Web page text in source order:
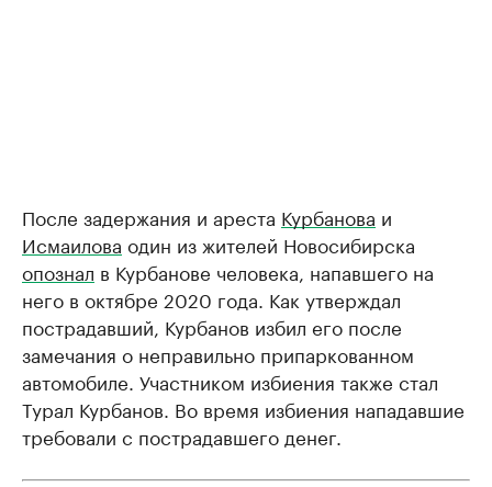
После задержания и ареста Курбанова и
Исмаилова один из жителей Новосибирска
опознал в Курбанове человека, напавшего на
него в октябре 2020 года. Как утверждал
пострадавший, Курбанов избил его после
замечания о неправильно припаркованном
автомобиле. Участником избиения также стал
Турал Курбанов. Во время избиения нападавшие
требовали с пострадавшего денег.